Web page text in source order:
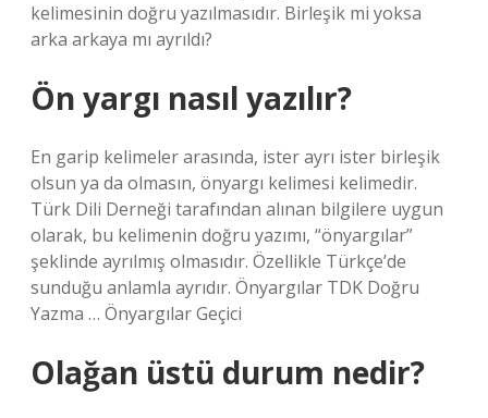
kelimesinin doğru yazılmasıdır. Birleşik mi yoksa
arka arkaya mı ayrıldı?
Ön yargı nasıl yazılır?
En garip kelimeler arasında, ister ayrı ister birleşik
olsun ya da olmasın, önyargı kelimesi kelimedir.
Türk Dili Derneği tarafından alınan bilgilere uygun
olarak, bu kelimenin doğru yazımı, “önyargılar”
şeklinde ayrılmış olmasıdır. Özellikle Türkçe’de
sunduğu anlamla ayrıdır. Önyargılar TDK Doğru
Yazma … Önyargılar Geçici
Olağan üstü durum nedir?